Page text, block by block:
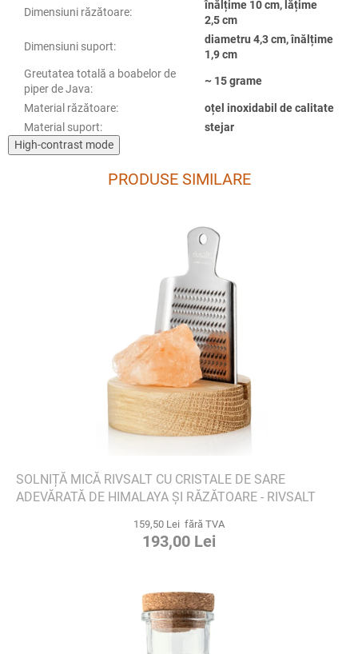
Dimensiuni răzătoare:
înălțime 10 cm, lățime
2,5 cm
Dimensiuni suport:
diametru 4,3 cm, înălțime
1,9 cm
Greutatea totală a boabelor de
piper de Java:
~ 15 grame
Material răzătoare:
oțel inoxidabil de calitate
Material suport:
stejar
High-contrast mode
PRODUSE SIMILARE
SOLNIȚĂ MICĂ RIVSALT CU CRISTALE DE SARE
ADEVĂRATĂ DE HIMALAYA ȘI RĂZĂTOARE - RIVSALT
159,50 Lei fără TVA
193,00 Lei